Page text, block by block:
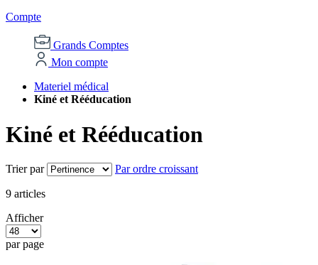
Compte
Grands Comptes
Mon compte
Materiel médical
Kiné et Rééducation
Kiné et Rééducation
Trier par Par ordre croissant
9 articles
Afficher
par page